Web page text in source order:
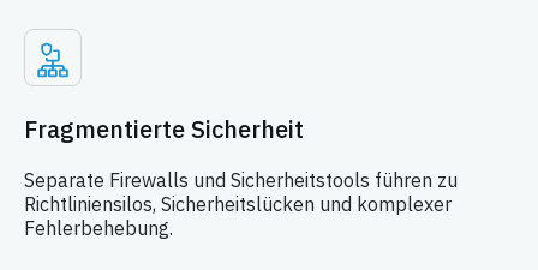
Fragmentierte Sicherheit
Separate Firewalls und Sicherheitstools führen zu
Richtliniensilos, Sicherheitslücken und komplexer
Fehlerbehebung.